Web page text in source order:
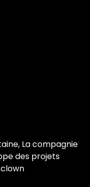
La compagnie
des projets